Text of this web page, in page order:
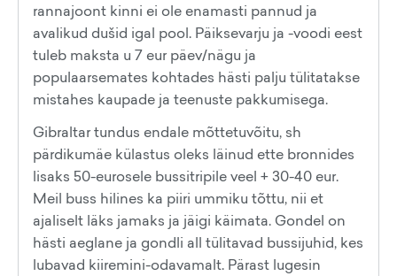
rannajoont kinni ei ole enamasti pannud ja
avalikud dušid igal pool. Päiksevarju ja -voodi eest
tuleb maksta u 7 eur päev/nägu ja
populaarsemates kohtades hästi palju tülitatakse
mistahes kaupade ja teenuste pakkumisega.
Gibraltar tundus endale mõttetuvõitu, sh
pärdikumäe külastus oleks läinud ette bronnides
lisaks 50-eurosele bussitripile veel + 30-40 eur.
Meil buss hilines ka piiri ummiku tõttu, nii et
ajaliselt läks jamaks ja jäigi käimata. Gondel on
hästi aeglane ja gondli all tülitavad bussijuhid, kes
lubavad kiiremini-odavamalt. Pärast lugesin